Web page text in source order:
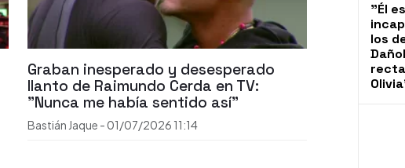
Graban inesperado y desesperado
llanto de Raimundo Cerda en TV:
"Nunca me había sentido así"
Bastián Jaque - 01/07/2026 11:14
"Él
los